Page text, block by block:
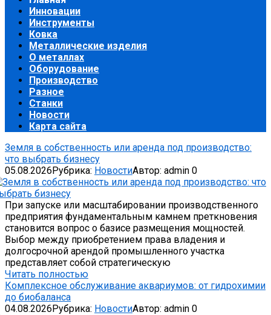
Инновации
Инструменты
Ковка
Металлические изделия
О металлах
Оборудование
Производство
Разное
Станки
Новости
Карта сайта
Земля в собственность или аренда под производство:
что выбрать бизнесу
05.08.2026Рубрика: НовостиАвтор: admin 0
При запуске или масштабировании производственного
предприятия фундаментальным камнем преткновения
становится вопрос о базисе размещения мощностей.
Выбор между приобретением права владения и
долгосрочной арендой промышленного участка
представляет собой стратегическую
Читать полностью
Комплексное обслуживание аквариумов: от гидрохимии
до биобаланса
04.08.2026Рубрика: НовостиАвтор: admin 0